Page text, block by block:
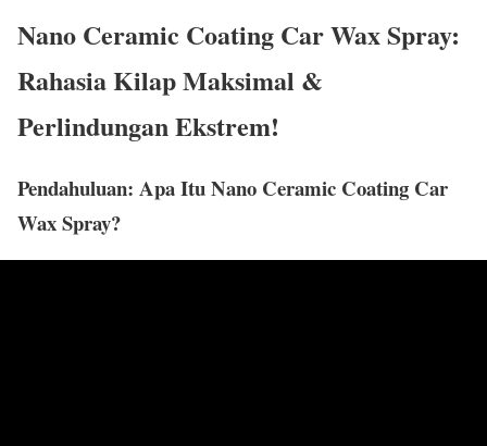
Nano Ceramic Coating Car Wax Spray:
Rahasia Kilap Maksimal &
Perlindungan Ekstrem!
Pendahuluan: Apa Itu Nano Ceramic Coating Car
Wax Spray?